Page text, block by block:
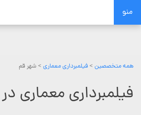
Skip
منو
همه متخصصین >فیلمبرداری معماری > شهر قم
فیلمبرداری معماری